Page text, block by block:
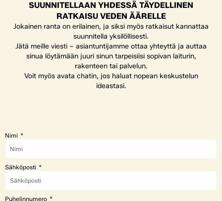
SUUNNITELLAAN YHDESSÄ TÄYDELLINEN
RATKAISU VEDEN ÄÄRELLE
Jokainen ranta on erilainen, ja siksi myös ratkaisut kannattaa
suunnitella yksilöllisesti.
Jätä meille viesti – asiantuntijamme ottaa yhteyttä ja auttaa
sinua löytämään juuri sinun tarpeisiisi sopivan laiturin,
rakenteen tai palvelun.
Voit myös avata chatin, jos haluat nopean keskustelun
ideastasi.
Nimi
Sähköposti
Puhelinnumero